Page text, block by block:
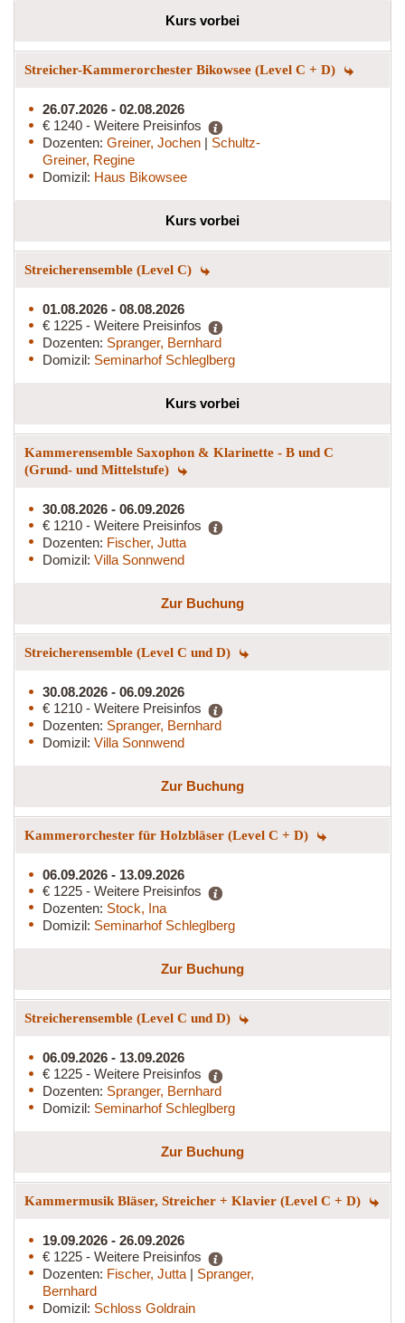
Kurs vorbei
Streicher-Kammerorchester Bikowsee (Level C + D)
26.07.2026 - 02.08.2026
€ 1240 - Weitere Preisinfos
Dozenten: Greiner, Jochen | Schultz-
Greiner, Regine
Domizil: Haus Bikowsee
Kurs vorbei
Streicherensemble (Level C)
01.08.2026 - 08.08.2026
€ 1225 - Weitere Preisinfos
Dozenten: Spranger, Bernhard
Domizil: Seminarhof Schleglberg
Kurs vorbei
Kammerensemble Saxophon & Klarinette - B und C
(Grund- und Mittelstufe)
30.08.2026 - 06.09.2026
€ 1210 - Weitere Preisinfos
Dozenten: Fischer, Jutta
Domizil: Villa Sonnwend
Zur Buchung
Streicherensemble (Level C und D)
30.08.2026 - 06.09.2026
€ 1210 - Weitere Preisinfos
Dozenten: Spranger, Bernhard
Domizil: Villa Sonnwend
Zur Buchung
Kammerorchester für Holzbläser (Level C + D)
06.09.2026 - 13.09.2026
€ 1225 - Weitere Preisinfos
Dozenten: Stock, Ina
Domizil: Seminarhof Schleglberg
Zur Buchung
Streicherensemble (Level C und D)
06.09.2026 - 13.09.2026
€ 1225 - Weitere Preisinfos
Dozenten: Spranger, Bernhard
Domizil: Seminarhof Schleglberg
Zur Buchung
Kammermusik Bläser, Streicher + Klavier (Level C + D)
19.09.2026 - 26.09.2026
€ 1225 - Weitere Preisinfos
Dozenten: Fischer, Jutta | Spranger,
Bernhard
Domizil: Schloss Goldrain